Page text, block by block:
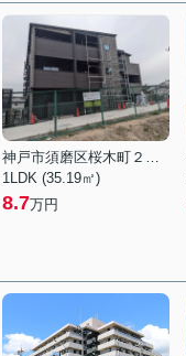
神戸市須磨区桜木町２丁目
1LDK (35.19㎡)
8.7万円